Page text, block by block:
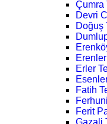
Çumra
Devri
Doğuş
Erler
Fatih
Ferit